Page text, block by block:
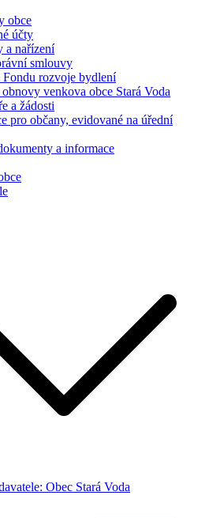
obce
účty
a nařízení
smlouvy
rozvoje bydlení
venkova obce Stará Voda
a žádosti
pro občany, evidované na úřední
a informace
Obec Stará Voda